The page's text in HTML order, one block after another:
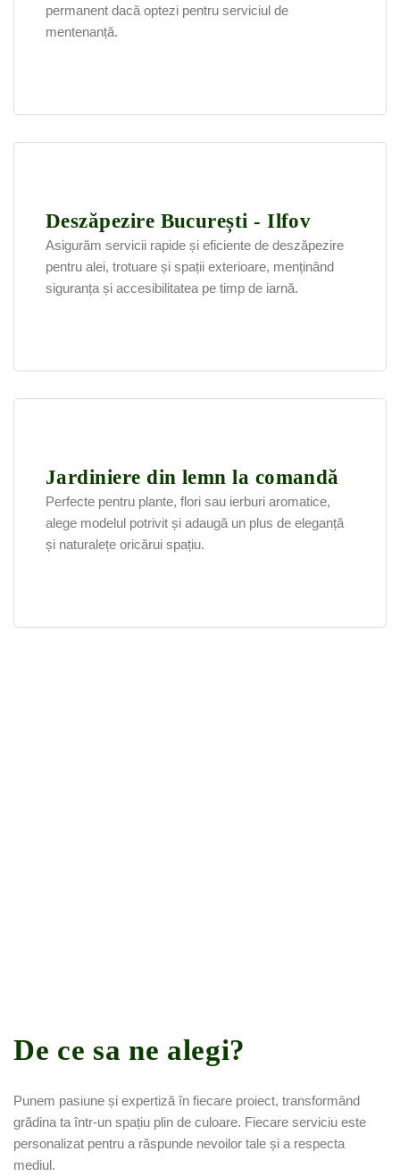
permanent dacă optezi pentru serviciul de
mentenanță.
Deszăpezire București - Ilfov
Asigurăm servicii rapide și eficiente de deszăpezire
pentru alei, trotuare și spații exterioare, menținând
siguranța și accesibilitatea pe timp de iarnă.
Jardiniere din lemn la comandă
Perfecte pentru plante, flori sau ierburi aromatice,
alege modelul potrivit și adaugă un plus de eleganță
și naturalețe oricărui spațiu.
De ce sa ne alegi?
Punem pasiune și expertiză în fiecare proiect, transformând
grădina ta într-un spațiu plin de culoare. Fiecare serviciu este
personalizat pentru a răspunde nevoilor tale și a respecta
mediul.